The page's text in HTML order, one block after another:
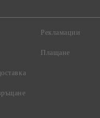
Рекламации
Плащане